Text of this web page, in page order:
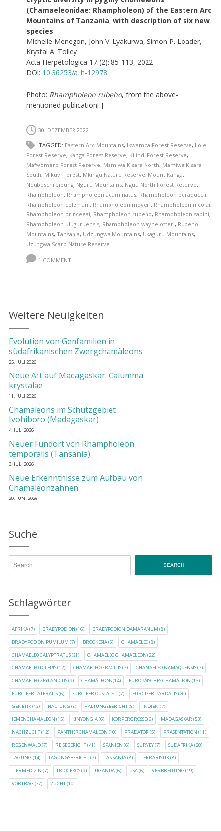
(Chamaeleonidae: Rhampholeon) of the Eastern Arc
Mountains of Tanzania, with description of six new
species
Michelle Menegon, John V. Lyakurwa, Simon P. Loader,
Krystal A. Tolley
Acta Herpetologica 17 (2): 85-113, 2022
DOI: 10.36253/a_h-12978
Photo: Rhampholeon rubeho, from the above-
mentioned publication[:]
30. DEZEMBER 2022
TAGGED: Eastern Arc Mountains, Ikwamba Forest Reserve, Ilole
Forest Reserve, Kanga Forest Reserve, Kilindi Forest Reserve,
Mafwomero Forest Reserve, Mamiwa Kisara North, Mamiwa Kisara
South, Mikuvi Forest, Mkingu Nature Reserve, Mount Kanga,
Neubeschreibung, Nguru Mountains, Nguu North Forest Reserve,
Rhampholeon, Rhampholeon acuminatus, Rhampholeon beraduccii,
Rhampholeon colemani, Rhampholeon moyeri, Rhampholeon nicolai,
Rhampholeon princeeai, Rhampholeon rubeho, Rhampholeon sabini,
Rhampholeon uluguruensis, Rhampholeon waynelotteri, Rubeho
Mountains, Tansania, Udzungwa Mountains, Ukaguru Mountains,
Uzungwa Scarp Nature Reserve
1 COMMENT
Weitere Neuigkeiten
Evolution von Genfamilien in
südafrikanischen Zwergchamäleons
25. JULI 2026
Neue Art auf Madagaskar: Calumma
krystalae
11. JULI 2026
Chamäleons im Schutzgebiet
Ivohiboro (Madagaskar)
4. JULI 2026
Neuer Fundort von Rhampholeon
temporalis (Tansania)
3. JULI 2026
Neue Erkenntnisse zum Aufbau von
Chamäleonzähnen
29. JUNI 2026
Suche
Schlagwörter
AFRIKA(7) BRADYPODION (16) BRADYPODION DAMARANUM (8)
BRADYPODION PUMILUM (7) BROOKESIA(6) CHAMAELEO(8)
CHAMAELEO CALYPTRATUS(21) CHAMAELEO CHAMAELEON (22)
CHAMAELEO DILEPIS(12) CHAMAELEO GRACILIS(7) CHAMAELEO NAMAQUENSIS(7)
CHAMAELEO ZEYLANICUS(9) CHAMÄLEONS(14) EUROPÄISCHES CHAMÄLEON (13)
FURCIFER LATERALIS(6) FURCIFER OUSTALETI (7) FURCIFER PARDALIS(20)
GENETIK(12) HALTUNG (8) HALTUNGSBERICHT(8) INDIEN (7)
JEMENCHAMÄLEON (15) KINYONGIA(6) KÖRPERGRÖSSE (6) MADAGASKAR(53)
NACHZUCHT(12) PANTHERCHAMÄLEON (10) PRÄDATOR(5) PRÄSENTATION (11)
REGENWALD(7) REISEBERICHT(41) SPANIEN (6) SURVEY(7) SÜDAFRIKA(20)
TAGUNG (14) TAGUNGSBERICHT(7) TANSANIA(8) TERRARISTIK(8)
TIERMEDIZIN (7) TRIOCEROS(9) UGANDA(6) USA(6) VERBREITUNG (19)
VORTRAG (57) ZUCHT(10)